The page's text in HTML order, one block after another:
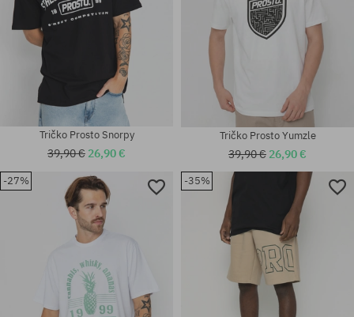
Dostupné veľkosti:
Dostupné veľkosti:
Tričko Prosto Snorpy
39,90 € 26,90 €
Tričko Prosto Yumzle
39,90 € 26,90 €
-27% -35%